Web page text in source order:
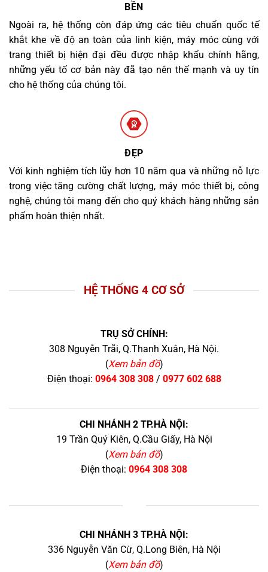
BỀN
Ngoài ra, hệ thống còn đáp ứng các tiêu chuẩn quốc tế
khắt khe về độ an toàn của linh kiện, máy móc cùng với
trang thiết bị hiện đại đều được nhập khẩu chính hãng,
những yếu tố cơ bản này đã tạo nên thế mạnh và uy tín
cho hệ thống của chúng tôi.
ĐẸP
Với kinh nghiệm tích lũy hơn 10 năm qua và những nỗ lực
trong việc tăng cường chất lượng, máy móc thiết bị, công
nghệ, chúng tôi mang đến cho quý khách hàng những sản
phẩm hoàn thiện nhất.
HỆ THỐNG 4 CƠ SỞ
TRỤ SỞ CHÍNH:
308 Nguyễn Trãi, Q.Thanh Xuân, Hà Nội.
(Xem bản đồ)
Điện thoại: 0964 308 308/ 0977 602 688
CHI NHÁNH 2 TP.HÀ NỘI:
19 Trần Quý Kiên, Q.Cầu Giấy, Hà Nội
(Xem bản đồ)
Điện thoại: 0964 308 308
CHI NHÁNH 3 TP.HÀ NỘI:
336 Nguyễn Văn Cừ, Q.Long Biên, Hà Nội
(Xem bản đồ)